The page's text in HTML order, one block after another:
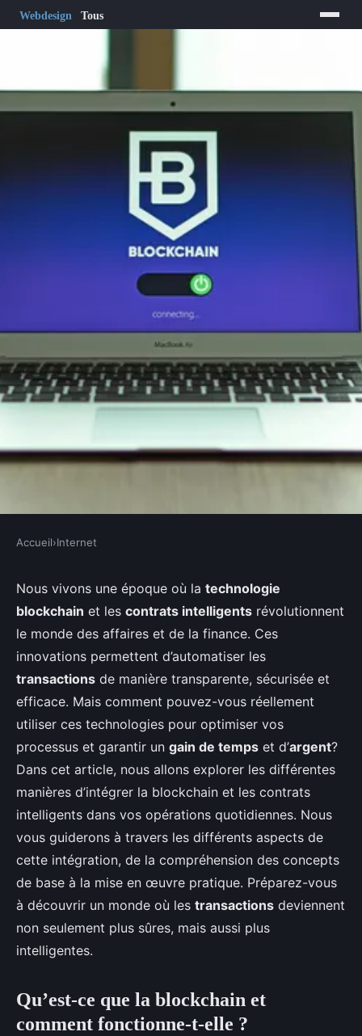
Comment utiliser les
technologies de blockchain pour
automatiser les contrats
intelligents?
Lila•19 septembre 2024•7 min de lecture
Accueil›Internet
Nous vivons une époque où la technologie
blockchain et les contrats intelligents révolutionnent
le monde des affaires et de la finance. Ces
innovations permettent d’automatiser les
transactions de manière transparente, sécurisée et
efficace. Mais comment pouvez-vous réellement
utiliser ces technologies pour optimiser vos
processus et garantir un gain de temps et d’argent?
Dans cet article, nous allons explorer les différentes
manières d’intégrer la blockchain et les contrats
intelligents dans vos opérations quotidiennes. Nous
vous guiderons à travers les différents aspects de
cette intégration, de la compréhension des concepts
de base à la mise en œuvre pratique. Préparez-vous
à découvrir un monde où les transactions deviennent
non seulement plus sûres, mais aussi plus
intelligentes.
Qu’est-ce que la blockchain et
comment fonctionne-t-elle ?